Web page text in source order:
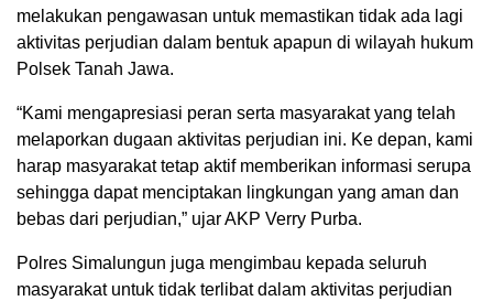
melakukan pengawasan untuk memastikan tidak ada lagi
aktivitas perjudian dalam bentuk apapun di wilayah hukum
Polsek Tanah Jawa.
“Kami mengapresiasi peran serta masyarakat yang telah
melaporkan dugaan aktivitas perjudian ini. Ke depan, kami
harap masyarakat tetap aktif memberikan informasi serupa
sehingga dapat menciptakan lingkungan yang aman dan
bebas dari perjudian,” ujar AKP Verry Purba.
Polres Simalungun juga mengimbau kepada seluruh
masyarakat untuk tidak terlibat dalam aktivitas perjudian